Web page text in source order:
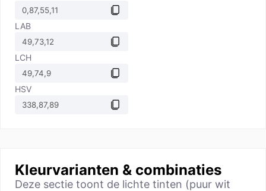
LAB
LCH
HSV
Kleurvarianten & combinaties
Deze sectie toont de lichte tinten (puur wit